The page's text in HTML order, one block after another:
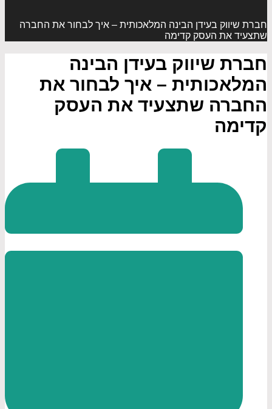
חברת שיווק בעידן הבינה המלאכותית – איך לבחור את החברה
שתצעיד את העסק קדימה
חברת שיווק בעידן הבינה
המלאכותית – איך לבחור את
החברה שתצעיד את העסק
קדימה